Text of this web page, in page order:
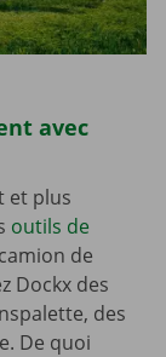
avec
et plus
outils de
de
Dockx des
des
De quoi